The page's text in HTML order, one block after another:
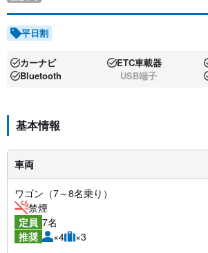
平日割
カーナビ ETC車載器
Bluetooth
USB端子
基本情報
車両
ワゴン（7～8名乗り）
禁煙
定員 7名
推奨
×4
×3